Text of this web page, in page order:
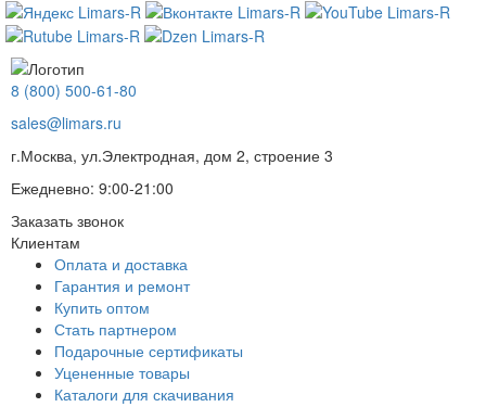
8 (800) 500-61-80
sales@limars.ru
г.Москва, ул.Электродная, дом 2, строение 3
Ежедневно: 9:00-21:00
Заказать звонок
Клиентам
Оплата и доставка
Гарантия и ремонт
Купить оптом
Стать партнером
Подарочные сертификаты
Уцененные товары
Каталоги для скачивания